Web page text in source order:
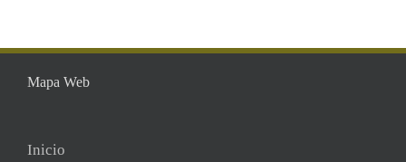
Mapa Web
Inicio